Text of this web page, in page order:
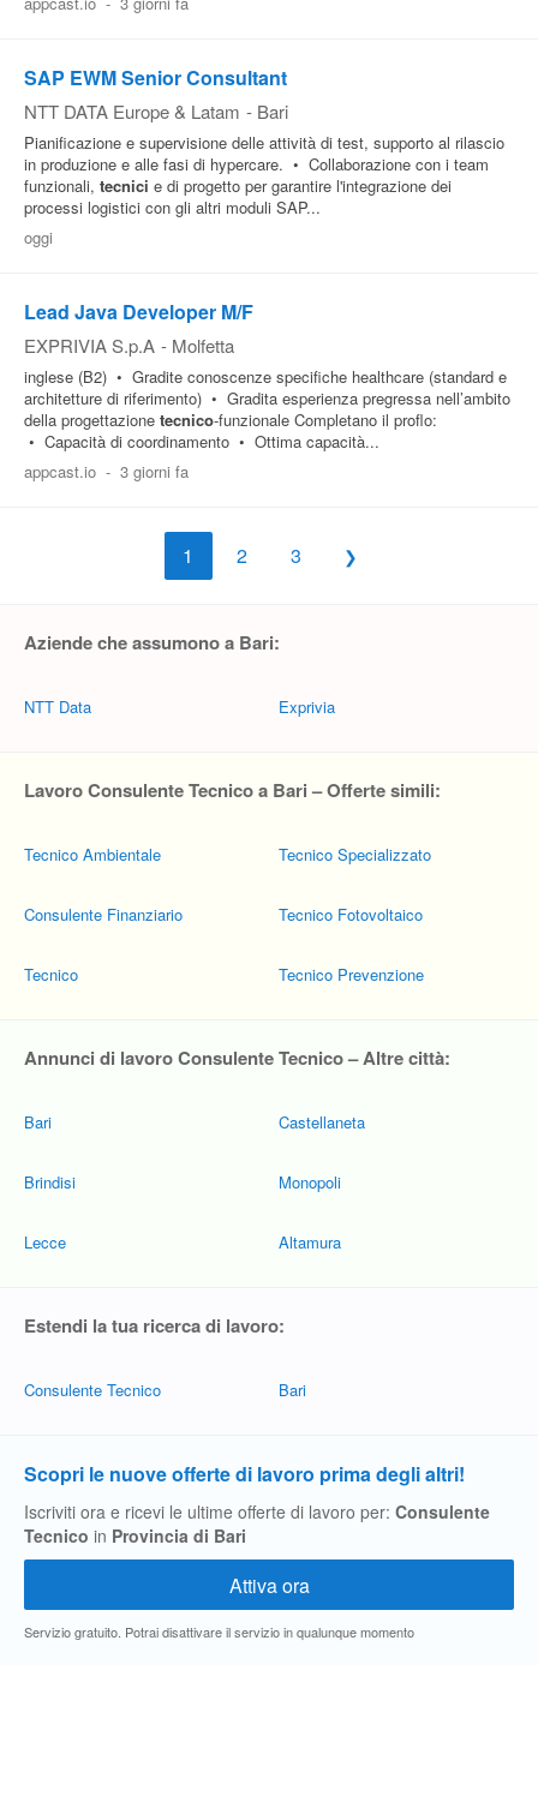
SAP EWM Senior Consultant
NTT DATA Europe & Latam - Bari
Pianificazione e supervisione delle attività di test, supporto al rilascio
in produzione e alle fasi di hypercare. • Collaborazione con i team
funzionali, tecnici e di progetto per garantire l'integrazione dei
processi logistici con gli altri moduli SAP...
oggi
Lead Java Developer M/F
EXPRIVIA S.p.A - Molfetta
inglese (B2) • Gradite conoscenze specifiche healthcare (standard e
architetture di riferimento) • Gradita esperienza pregressa nell’ambito
della progettazione tecnico-funzionale Completano il proflo:
• Capacità di coordinamento • Ottima capacità...
appcast.io - 3 giorni fa
1 2 3
Aziende che assumono a Bari:
NTT Data Exprivia
Lavoro Consulente Tecnico a Bari – Offerte simili:
Tecnico Ambientale
Consulente Finanziario
Tecnico
Tecnico Specializzato
Tecnico Fotovoltaico
Tecnico Prevenzione
Annunci di lavoro Consulente Tecnico – Altre città:
Bari
Brindisi
Lecce
Castellaneta
Monopoli
Altamura
Estendi la tua ricerca di lavoro:
Consulente Tecnico Bari
Scopri le nuove offerte di lavoro prima degli altri!
Iscriviti ora e ricevi le ultime offerte di lavoro per: Consulente
Tecnico in Provincia di Bari
Servizio gratuito. Potrai disattivare il servizio in qualunque momento